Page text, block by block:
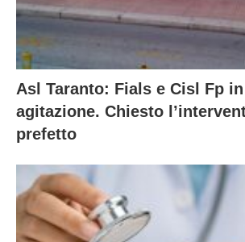
Asl Taranto: Fials e Cisl Fp
agitazione. Chiesto
prefetto